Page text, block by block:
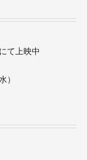
て上映中
）